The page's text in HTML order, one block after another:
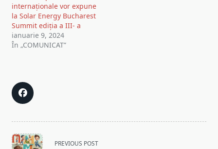
internaționale vor expune
la Solar Energy Bucharest
Summit ediția a III- a
ianuarie 9, 2024
În „COMUNICAT”
<span
PREVIOUS POST